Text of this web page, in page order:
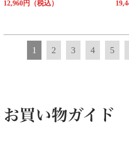
12,960円（税込）
1 2 3 4 5